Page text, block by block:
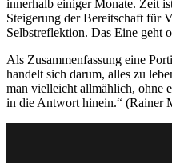
innerhalb einiger Monate. Zeit
Steigerung der Bereitschaft für
Selbstreflektion. Das Eine geht
Als Zusammenfassung eine
handelt sich darum, alles zu
man vielleicht allmählich, ohne
in die Antwort hinein.“ (Rainer